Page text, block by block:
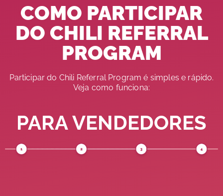
COMO PARTICIPAR
DO CHILI REFERRAL
PROGRAM
Participar do Chili Referral Program é simples e rápido.
Veja como funciona:
PARA VENDEDORES